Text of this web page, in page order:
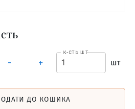
– +
к-сть шт
шт
ДО КОШИКА